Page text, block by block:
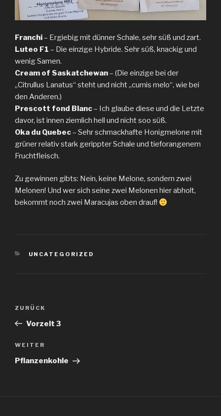
Franchi– Ergiebig mit dünner Schale, sehr süß und zart.
Luteo F1 – Die einzige Hybride. Sehr süß, knackig und
wenig Samen.
Cream of Saskatchewan– (Die einzige bei der
„Citrullus Lanatus“ steht und nicht „cumis melo“, wie bei
den Anderen.)
Prescott fond Blanc– Ich glaube diese und die Letzte
davor, ist innen ziemlich hell und nicht soo süß.
Oka du Quebec– Sehr schmackhafte Honigmelone mit
grüner relativ stark gerippter Schale und tieforangenem
Fruchtfleisch.
Zu gewinnen gibts: Nein, keine Melone, sondern zwei
Melonen! Und wer sich seine zwei Melonen hier abholt,
bekommt noch zwei Maracujas oben drauf!
KATEGORIEN
UNCATEGORIZED
Beitragsnavigation
Vorheriger
Beitrag
ZURÜCK
Vorzelt 3
Nächster
Beitrag
WEITER
Pflanzenkohle